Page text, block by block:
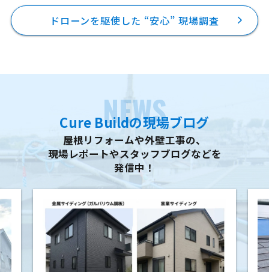
ドローンを駆使した “安心” 現場調査
NEWS
Cure Buildの現場ブログ
屋根リフォームや外壁工事の、
現場レポートやスタッフブログなどを
発信中！